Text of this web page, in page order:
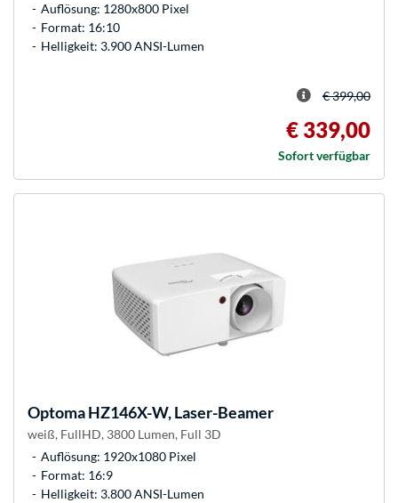
Auflösung: 1280x800 Pixel
Format: 16:10
Helligkeit: 3.900 ANSI-Lumen
€ 399,00
€ 339,00
Sofort verfügbar
OptomaHZ146X-W, Laser-Beamer
weiß, FullHD, 3800 Lumen, Full 3D
Auflösung: 1920x1080 Pixel
Format: 16:9
Helligkeit: 3.800 ANSI-Lumen